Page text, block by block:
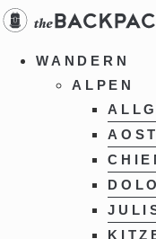
Zum
Inhalt
springenWANDERN
ALPEN